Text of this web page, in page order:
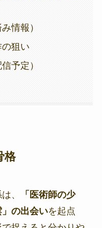
情報）
狙い
予定）
格
、
「医術師の少
の出会いを起点